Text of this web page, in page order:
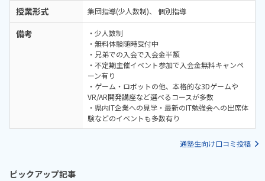
授業形式 集団指導(少人数制) 個別指導
備考
・少人数制
・無料体験随時受付中
・兄弟での入会で入会金半額
・不定期主催イベント参加で入会金無料キャンペ
ーン有り
・ゲーム・ロボットの他、本格的な3Dゲームや
VR/AR開発講座など選べるコースが多数
・県内IT企業への見学・最新のIT勉強会への出席体
験などのイベントも多数有り
通塾生向け口コミ投稿
ピックアップ記事